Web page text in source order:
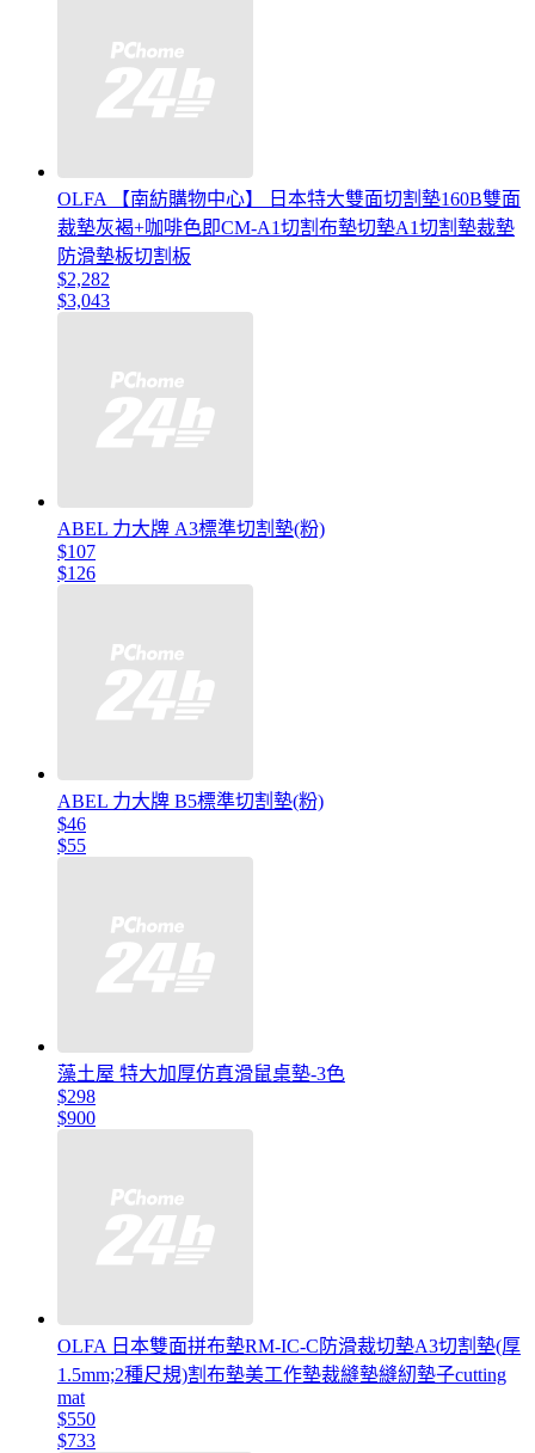
OLFA 【南紡購物中心】 日本特大雙面切割墊160B雙面
裁墊灰褐+咖啡色即CM-A1切割布墊切墊A1切割墊裁墊
防滑墊板切割板
$2,282
$3,043
ABEL 力大牌 A3標準切割墊(粉)
$107
$126
ABEL 力大牌 B5標準切割墊(粉)
$46
$55
藻土屋 特大加厚仿真滑鼠桌墊-3色
$298
$900
OLFA 日本雙面拼布墊RM-IC-C防滑裁切墊A3切割墊(厚
1.5mm;2種尺規)割布墊美工作墊裁縫墊縫紉墊子cutting
mat
$550
$733